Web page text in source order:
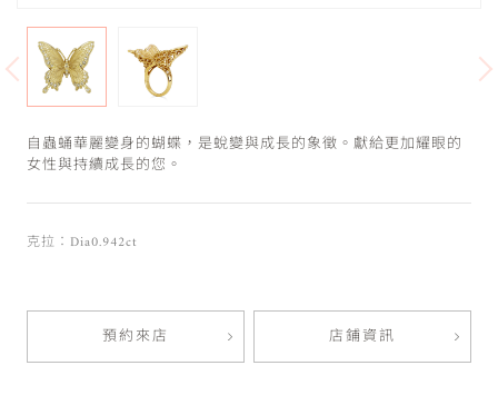
自蟲蛹華麗變身的蝴蝶，是蛻變與成長的象徵。獻給更加耀眼的
女性與持續成長的您。
克拉：Dia0.942ct
預約來店 店鋪資訊